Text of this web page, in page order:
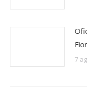
7